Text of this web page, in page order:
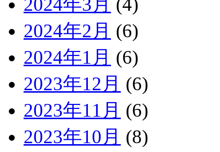
2024年3月 (4)
2024年2月 (6)
2024年1月 (6)
2023年12月 (6)
2023年11月 (6)
2023年10月 (8)